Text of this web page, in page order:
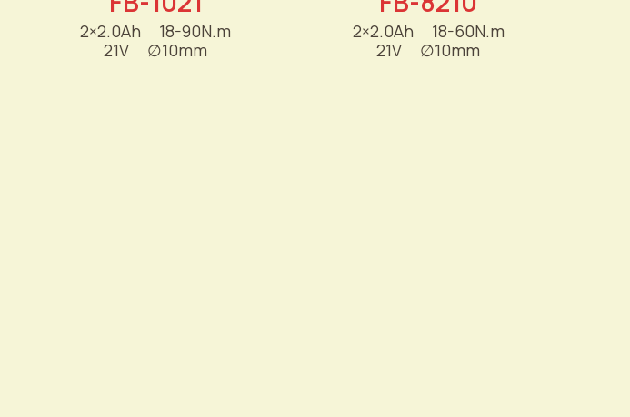
2×2.0Ah
18-90N.m
21V
∅10mm
2×2.0Ah
18-60N.m
21V
∅10mm